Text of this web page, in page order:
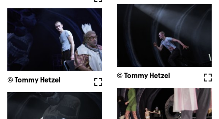
© Tommy Hetzel
Vollbild
© Tommy Hetzel